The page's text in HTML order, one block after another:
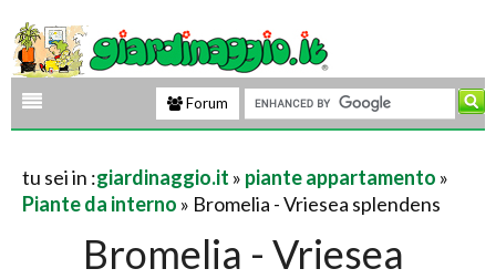
Forum
tu sei in :giardinaggio.it » piante appartamento »
Piante da interno » Bromelia - Vriesea splendens
Bromelia - Vriesea